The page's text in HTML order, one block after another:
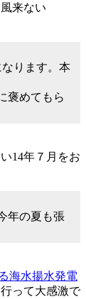
来ない
ります。本
褒めてもら
14年７月をお
年の夏も張
海水揚水発電
って大感激で